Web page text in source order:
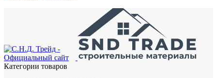
Категории товаров